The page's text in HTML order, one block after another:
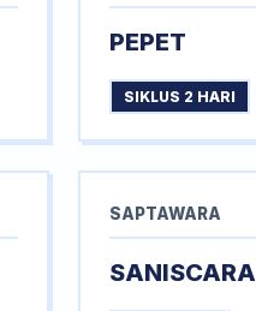
PEPET
SIKLUS 2 HARI
SAPTAWARA
SANISCARA